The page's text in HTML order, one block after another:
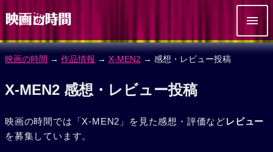
映画の時間 → 作品情報 → X-MEN2 → 感想・レビュー投稿
X-MEN2 感想・レビュー投稿
映画の時間では「X-MEN2」を見た感想・評価などレビュー
を募集しています。